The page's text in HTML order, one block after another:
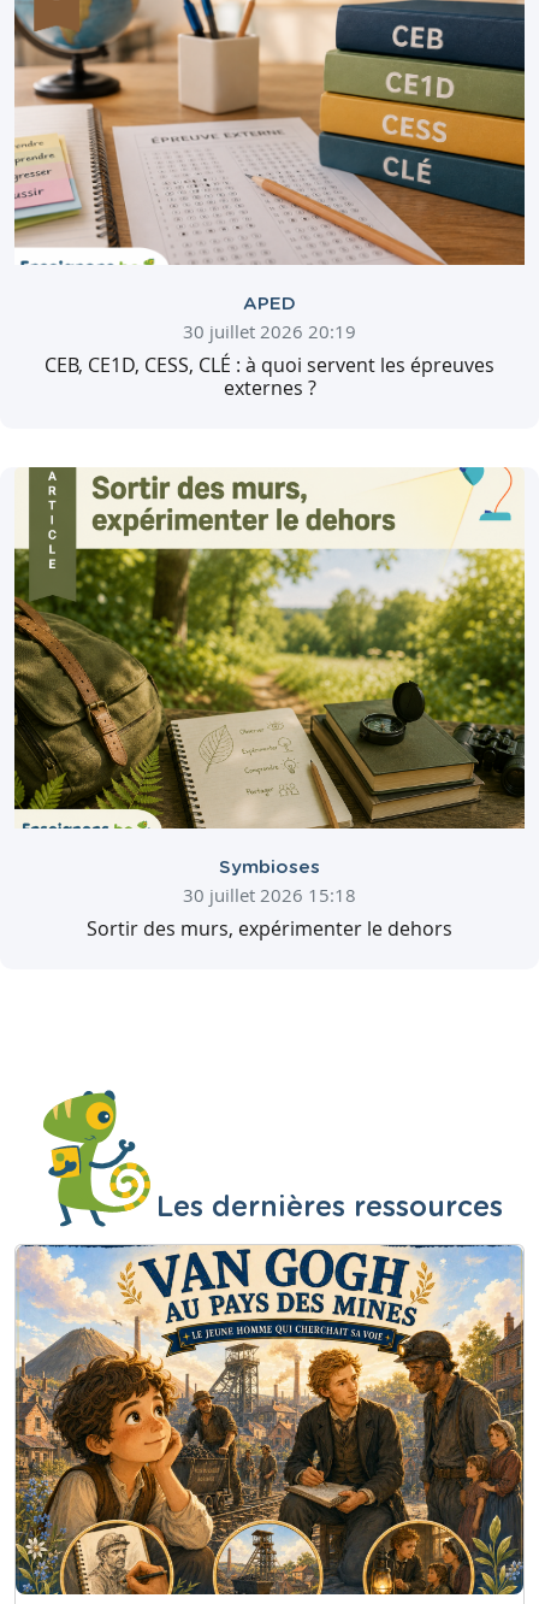
APED
30 juillet 2026 20:19
CEB, CE1D, CESS, CLÉ : à quoi servent les épreuves
externes ?
Symbioses
30 juillet 2026 15:18
Sortir des murs, expérimenter le dehors
Les dernières ressources